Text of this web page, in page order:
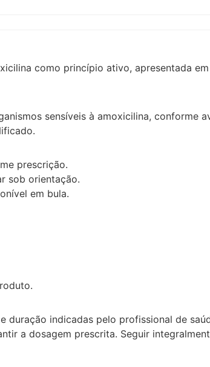
como princípio ativo, apresentada
sensíveis à amoxicilina, conforme
prescrição.
sob orientação.
em bula.
duração indicadas pelo profissional de
a dosagem prescrita. Seguir